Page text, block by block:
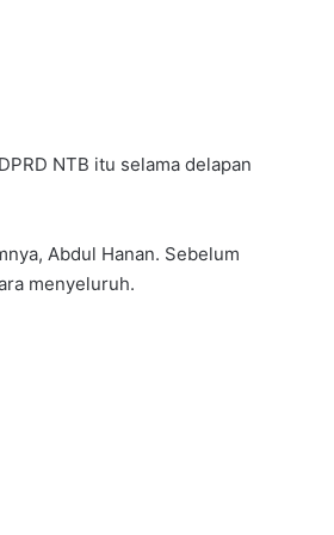
NTB itu selama delapan
Abdul Hanan. Sebelum
menyeluruh.